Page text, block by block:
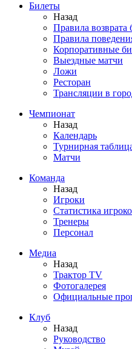
Билеты
Назад
Правила возврата
Правила
Корпоративные
Выездные матчи
Ложи
Ресторан
Трансляции в
Чемпионат
Назад
Календарь
Турнирная
Матчи
Команда
Назад
Игроки
Статистика
Тренеры
Персонал
Медиа
Назад
Трактор TV
Фотогалерея
Официальные
Клуб
Назад
Руководство